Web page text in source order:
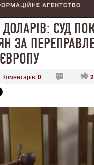
СУД
ЗА
Коментарів:0 2